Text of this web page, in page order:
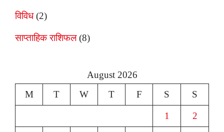
विविध(2)
साप्ताहिक राशिफल(8)
August 2026
M
T W T F S S
1 2